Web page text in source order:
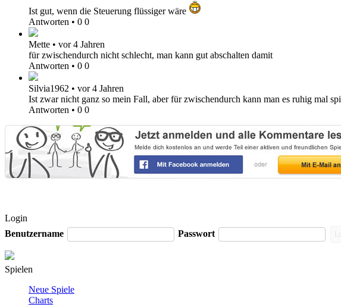
Ist gut, wenn die Steuerung flüssiger wäre
Antworten • 0 0
Mette • vor 4 Jahren
für zwischendurch nicht schlecht, man kann gut abschalten damit
Antworten • 0 0
Silvia1962 • vor 4 Jahren
Ist zwar nicht ganz so mein Fall, aber für zwischendurch kann man es ruhig mal
Antworten • 0 0
Login
Benutzername
Passwort
Spielen
Neue Spiele
Charts